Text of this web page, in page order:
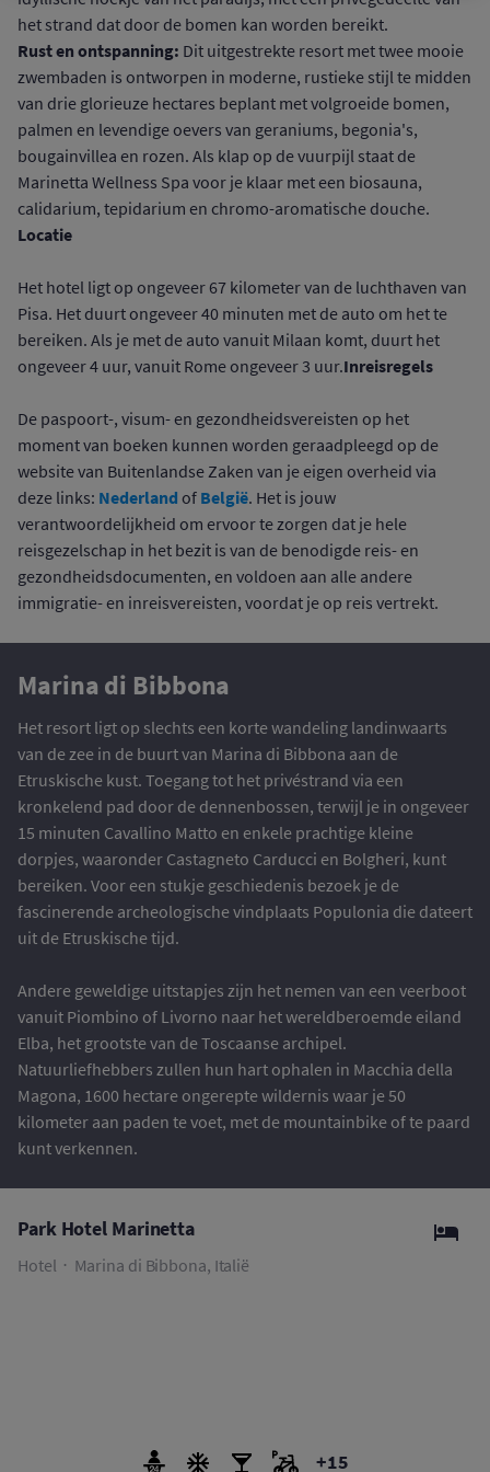
het strand dat door de bomen kan worden bereikt.
Rust en ontspanning: Dit uitgestrekte resort met twee mooie
zwembaden is ontworpen in moderne, rustieke stijl te midden
van drie glorieuze hectares beplant met volgroeide bomen,
palmen en levendige oevers van geraniums, begonia's,
bougainvillea en rozen. Als klap op de vuurpijl staat de
Marinetta Wellness Spa voor je klaar met een biosauna,
calidarium, tepidarium en chromo-aromatische douche.
Locatie
Het hotel ligt op ongeveer 67 kilometer van de luchthaven van
Pisa. Het duurt ongeveer 40 minuten met de auto om het te
bereiken. Als je met de auto vanuit Milaan komt, duurt het
ongeveer 4 uur, vanuit Rome ongeveer 3 uur.Inreisregels
De paspoort-, visum- en gezondheidsvereisten op het
moment van boeken kunnen worden geraadpleegd op de
website van Buitenlandse Zaken van je eigen overheid via
deze links: Nederland of België. Het is jouw
verantwoordelijkheid om ervoor te zorgen dat je hele
reisgezelschap in het bezit is van de benodigde reis- en
gezondheidsdocumenten, en voldoen aan alle andere
immigratie- en inreisvereisten, voordat je op reis vertrekt.
Marina di Bibbona
Het resort ligt op slechts een korte wandeling landinwaarts
van de zee in de buurt van Marina di Bibbona aan de
Etruskische kust. Toegang tot het privéstrand via een
kronkelend pad door de dennenbossen, terwijl je in ongeveer
15 minuten Cavallino Matto en enkele prachtige kleine
dorpjes, waaronder Castagneto Carducci en Bolgheri, kunt
bereiken. Voor een stukje geschiedenis bezoek je de
fascinerende archeologische vindplaats Populonia die dateert
uit de Etruskische tijd.
Andere geweldige uitstapjes zijn het nemen van een veerboot
vanuit Piombino of Livorno naar het wereldberoemde eiland
Elba, het grootste van de Toscaanse archipel.
Natuurliefhebbers zullen hun hart ophalen in Macchia della
Magona, 1600 hectare ongerepte wildernis waar je 50
kilometer aan paden te voet, met de mountainbike of te paard
kunt verkennen.
Park Hotel Marinetta
Hotel Marina di Bibbona, Italië
+15